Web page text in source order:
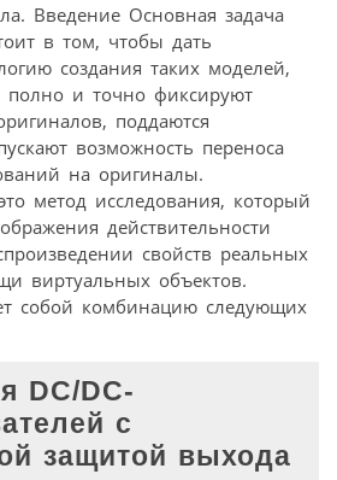
Введение Основная задача
в том, чтобы дать
создания таких моделей,
полно и точно фиксируют
поддаются
возможность переноса
на оригиналы.
метод исследования, который
действительности
свойств реальных
виртуальных объектов.
собой комбинацию следующих
DC/DC-
с
защитой выхода